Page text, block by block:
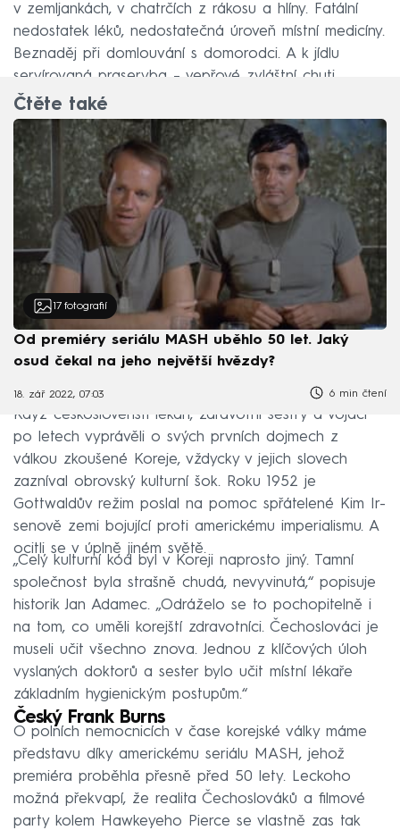
v zemljankách, v chatrčích z rákosu a hlíny. Fatální
nedostatek léků, nedostatečná úroveň místní medicíny.
Beznaděj při domlouvání s domorodci. A k jídlu
servírovaná praseryba – vepřové zvláštní chuti.
Čtěte také
17 fotografií
Od premiéry seriálu MASH uběhlo 50 let. Jaký
osud čekal na jeho největší hvězdy?
18. zář 2022, 07:03 6 min čtení
Když českoslovenští lékaři, zdravotní sestry a vojáci
po letech vyprávěli o svých prvních dojmech z
válkou zkoušené Koreje, vždycky v jejich slovech
zazníval obrovský kulturní šok. Roku 1952 je
Gottwaldův režim poslal na pomoc spřátelené Kim Ir-
senově zemi bojující proti americkému imperialismu. A
ocitli se v úplně jiném světě.
„Celý kulturní kód byl v Koreji naprosto jiný. Tamní
společnost byla strašně chudá, nevyvinutá,“ popisuje
historik Jan Adamec. „Odráželo se to pochopitelně i
na tom, co uměli korejští zdravotníci. Čechoslováci je
museli učit všechno znova. Jednou z klíčových úloh
vyslaných doktorů a sester bylo učit místní lékaře
základním hygienickým postupům.“
Český Frank Burns
O polních nemocnicích v čase korejské války máme
představu díky americkému seriálu MASH, jehož
premiéra proběhla přesně před 50 lety. Leckoho
možná překvapí, že realita Čechoslováků a filmové
party kolem Hawkeyeho Pierce se vlastně zas tak